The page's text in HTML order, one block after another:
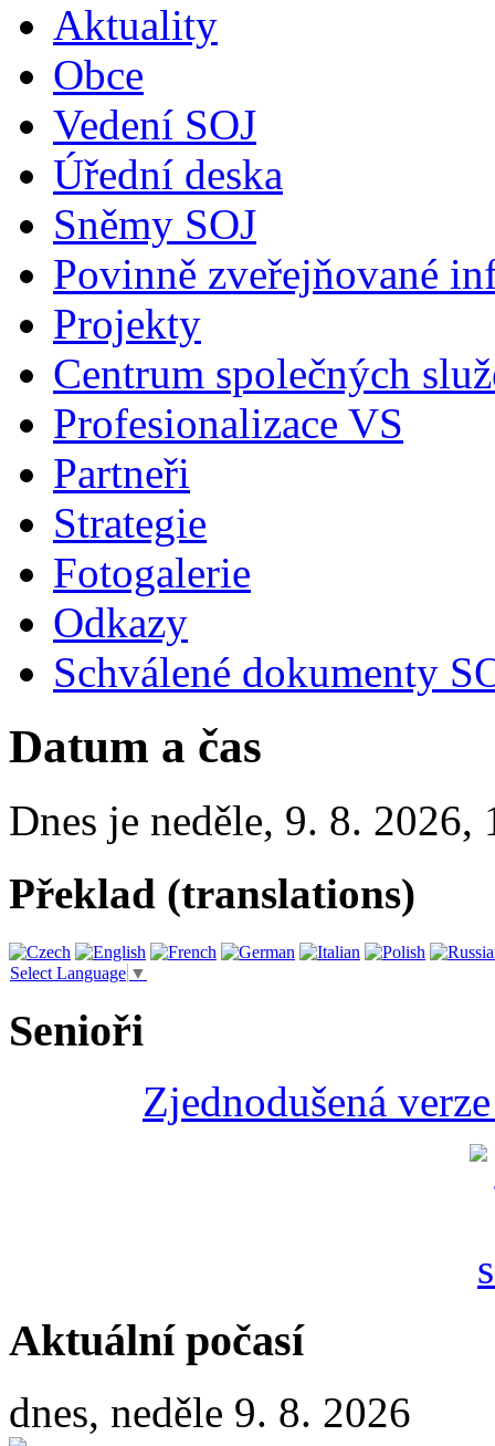
Aktuality
Obce
Vedení SOJ
Úřední deska
Sněmy SOJ
Povinně zveřejňované
Projekty
Centrum společných
Profesionalizace VS
Partneři
Strategie
Fotogalerie
Odkazy
Schválené dokumenty
Datum a čas
Dnes je neděle, 9. 8. 2026,
Překlad (translations)
Select Language ▼
Senioři
Zjednodušená
Aktuální počasí
dnes, neděle 9. 8. 2026